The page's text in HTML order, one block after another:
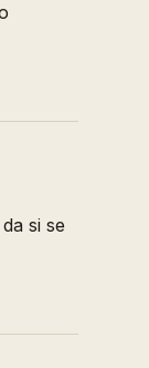
si se